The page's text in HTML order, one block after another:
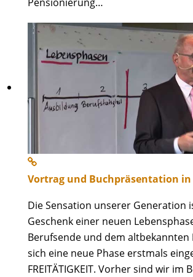
Vortrag und Buchpräsentation in
Die Sensation unserer Generation
Geschenk einer neuen
Berufsende und dem altbekannten
sich eine neue Phase erstmals
FREITÄTIGKEIT. Vorher sind wir im